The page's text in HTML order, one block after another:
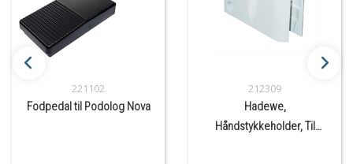
221102
Fodpedal til Podolog Nova
212309
Hadewe,
Håndstykkeholder, Til